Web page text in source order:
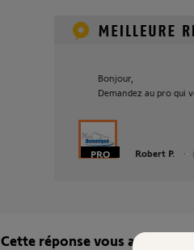
Bonjour,
Demandez au pro qui
Robert P.
Cette réponse vous a-t-elle